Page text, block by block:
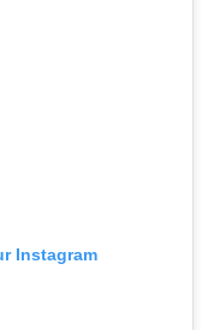
Instagram